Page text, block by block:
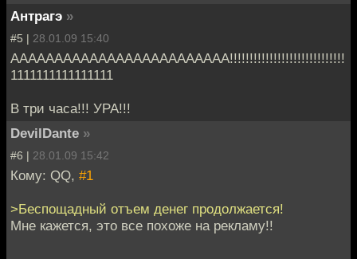
Антрагэ »
#5 | 28.01.09 15:40
ААААААААААААААААААААААААА!!!!!!!!!!!!!!!!!!!!!!!!!!!!!
1111111111111111
В три часа!!! УРА!!!
DevilDante »
#6 | 28.01.09 15:42
Кому: QQ, #1
>Беспощадный отъем денег продолжается!
Мне кажется, это все похоже на рекламу!!